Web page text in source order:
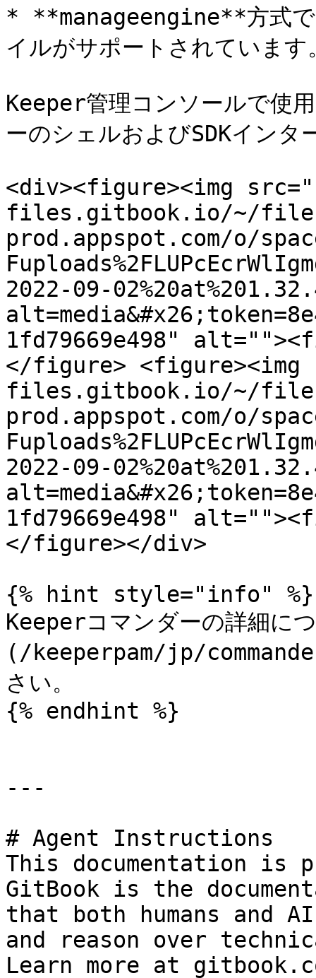
* **manageengine**方式で
イルがサポートされています
Keeper管理コンソールで使
ーのシェルおよびSDKイン
<div><figure><img
files.gitbook.io/~/
prod.appspot.com/o/
2022-09-
1fd79669e498"
</figure> <figure><img
files.gitbook.io/~/
prod.appspot.com/o/
2022-09-
1fd79669e498"
</figure></div>
{% hint style="info" %}
Keeperコマンダーの詳細に
(/keeperpam/jp/
さい。
{% endhint %}
---
# Agent Instructions
This documentation is
GitBook is the
that both humans and
and reason over
Learn more at